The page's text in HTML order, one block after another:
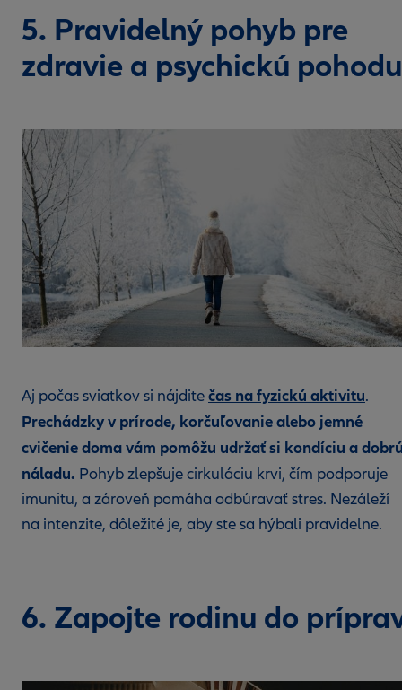
5. Pravidelný pohyb pre
zdravie a psychickú pohodu
Aj počas sviatkov si nájditečas na fyzickú aktivitu.
Prechádzky v prírode, korčuľovanie alebo jemné
cvičenie doma vám pomôžu udržať si kondíciu a
náladu. Pohyb zlepšuje cirkuláciu krvi, čím podporuje
imunitu, a zároveň pomáha odbúravať stres. Nezáleží
na intenzite, dôležité je, aby ste sa hýbali pravidelne.
6. Zapojte rodinu do